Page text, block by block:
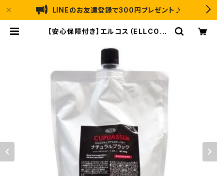
LINEのお友達登録で300円プレゼント♪
【安心保障付き】エルコス（ELLCOS）
ブラック】 700g ヘアケア 正規品 正
規代理店 送料無料 | なかのふぁくと
りーLABO ｜ アートのり・猫 恐竜 の
お菓子の通販